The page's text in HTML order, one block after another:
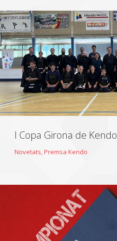
I Copa Girona de Kendo
Novetats,Premsa Kendo